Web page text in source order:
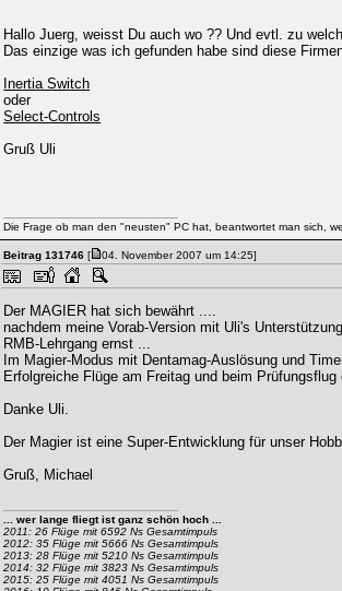
Hallo Juerg, weisst Du auch wo ?? Und evtl. zu
Das einzige was ich gefunden habe sind diese
Inertia Switch
oder
Select-Controls
Gruß Uli
Die Frage ob man den "neusten" PC hat, beantwortet man sich,
Beitrag 131746[
04. November 2007 um 14:25]
Der MAGIER hat sich bewährt ....
nachdem meine Vorab-Version mit Uli's
RMB-Lehrgang ernst ...
Im Magier-Modus mit Dentamag-Auslösung und
Erfolgreiche Flüge am Freitag und beim
Danke Uli.
Der Magier ist eine Super-Entwicklung für unser
Gruß, Michael
... wer lange fliegt ist ganz schön hoch ...
2011: 26 Flüge mit 6592 Ns Gesamtimpuls
2012: 35 Flüge mit 5666 Ns Gesamtimpuls
2013: 28 Flüge mit 5210 Ns Gesamtimpuls
2014: 32 Flüge mit 3823 Ns Gesamtimpuls
2015: 25 Flüge mit 4051 Ns Gesamtimpuls